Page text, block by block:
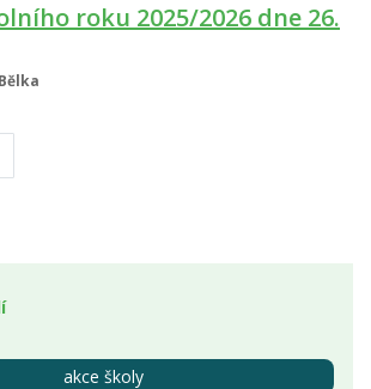
roku 2025/2026 dne 26.
akce školy